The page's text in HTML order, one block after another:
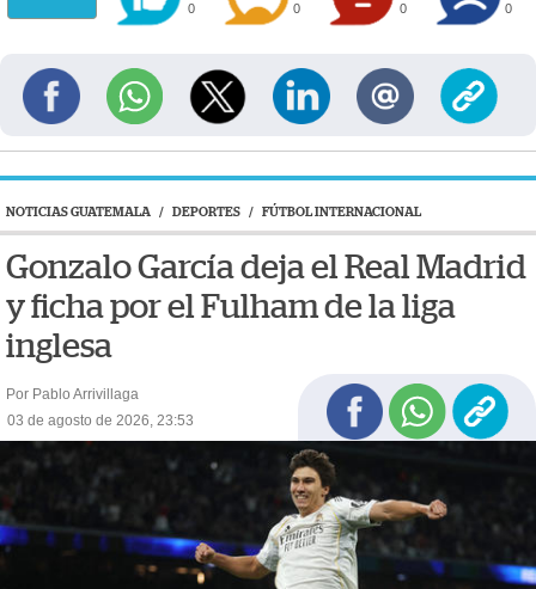
0 0 0 0
NOTICIAS GUATEMALA / DEPORTES / FÚTBOL INTERNACIONAL
Gonzalo García deja el Real Madrid
y ficha por el Fulham de la liga
inglesa
Por Pablo Arrivillaga
03 de agosto de 2026, 23:53